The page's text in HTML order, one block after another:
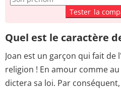
Tester la
Quel est le caractère
Joan est un garçon qui fait de
religion ! En amour comme
dictera sa loi. Par